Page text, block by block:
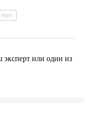
Нет
эксперт или один из